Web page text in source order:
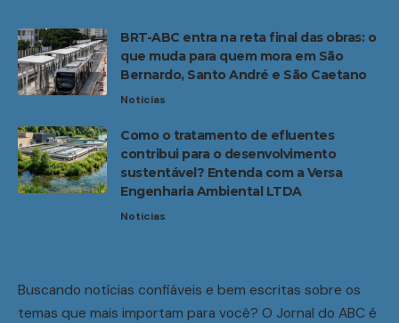
BRT-ABC entra na reta final das obras: o
que muda para quem mora em São
Bernardo, Santo André e São Caetano
Noticias
Como o tratamento de efluentes
contribui para o desenvolvimento
sustentável? Entenda com a Versa
Engenharia Ambiental LTDA
Noticias
Buscando notícias confiáveis e bem escritas sobre os
temas que mais importam para você? O Jornal do ABC é